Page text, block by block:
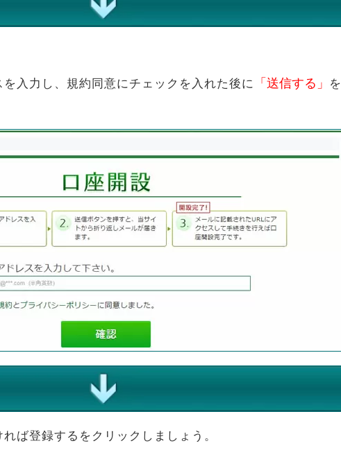
入力し、規約同意にチェックを入れた後に 「送信する」
を
ば登録するをクリックしましょう。